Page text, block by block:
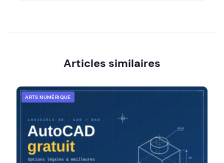
Articles similaires
ARTS NUMÉRIQUE